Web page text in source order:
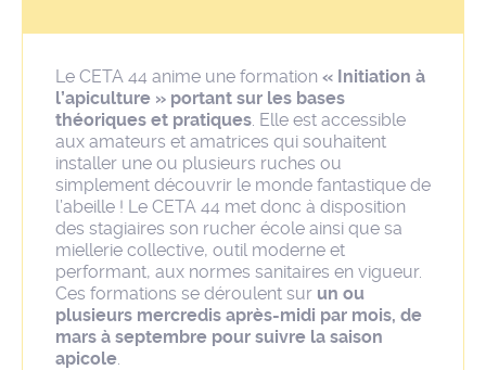
Le CETA 44 anime une formation « Initiation à
l’apiculture » portant sur les bases
théoriques et pratiques . Elle est accessible
aux amateurs et amatrices qui souhaitent
installer une ou plusieurs ruches ou
simplement découvrir le monde fantastique de
l’abeille ! Le CETA 44 met donc à disposition
des stagiaires son rucher école ainsi que sa
miellerie collective, outil moderne et
performant, aux normes sanitaires en vigueur.
Ces formations se déroulent sur un ou
plusieurs mercredis après-midi par mois, de
mars à septembre pour suivre la saison
apicole